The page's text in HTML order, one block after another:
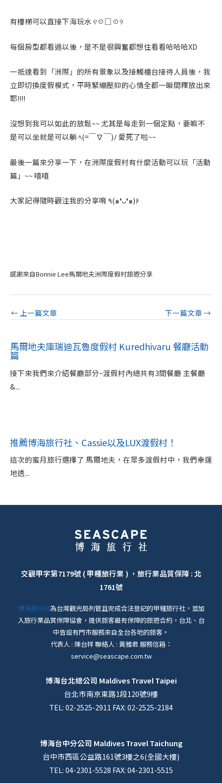
有樓梯可以直接下海玩水 ୧☉□☉୨
每個房型都看過以後，是不是很興奮都想住看看哈哈哈XD
一抵達看到「洲際」的所有景象以及接觸櫃台接待人員後，我
立即切換度假模式，平時緊繃壓抑的心情全都一瞬間釋放出來
耶!!!!
沒想到我可以如此的放鬆~~ 尤其是每走到一個定點，要嘛不
是可以坐就是可以躺 ﾍ(=￣∇￣)ﾉ 愛死了啦~~
最後一篇來分享一下，在洲際度假村有什麼活動可以玩「活動
篇」~~ 嘻嘻
大家記得隨時觀注我的分享唷 ٩(๑❛ᴗ❛๑)۶
感謝來自Bonnie Lee馬爾地夫洲際度假村旅遊分享
← 上一篇文章 下一篇文章→
馬爾地夫庫瑞迪瓦魯度假村 Kuredhivaru 餐廳活動
篇
接下來我們來介紹餐廳部分~渡假村內總共有3間餐廳 主餐廳
&...
推薦博海旅行社、Cassie以及LUX渡假村！
這次的蜜月旅行選擇了 馬爾地夫，在眾多渡假村中，我們幸運
地透...
交觀甲字第7179號 ( 甲種旅行業 ) ，旅行業品質保障 : 北
1761號
博海旅行社為台灣觀光局列管且完成合法登記的甲種旅行社，並加
入旅行業品質保障協會，提供旅客最有保障的旅遊合約，台北、台
中皆設有門市服務來自全台各地的旅客。
代表人 : 陳台祥 聯絡人 : 黃雅君 服務信箱：
service@seascape.com.tw
博海台北總公司 Maldives Travel Taipei
台北市南京東路1段120號9樓
TEL: 02-2525-2911 FAX: 02-2525-2184
博海台中分公司 Maldives Travel Taichung
台中市西區公益路161號3樓之6(全國大樓)
TEL: 04-2301-5528 FAX: 04-2301-5515